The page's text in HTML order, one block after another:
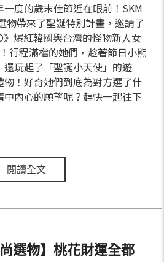
度的歲末佳節近在眼前！SKM
物帶來了聖誕特別計畫，邀請了
》爆紅韓國與台灣的怪物新人女
行程滿檔的她們，趁著節日小熊
玩起了「聖誕小天使」的遊
！好奇她們到底為對方選了什
內心的願望呢？趕快一起往下
閱讀全文
選物】桃花財運全都